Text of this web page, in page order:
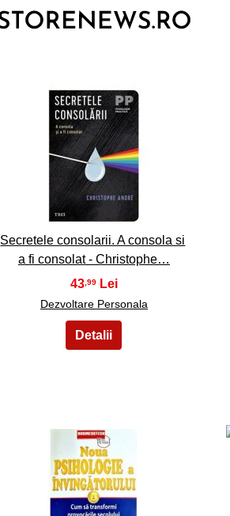
3
Secretele consolarii. A consola si
a fi consolat - Christophe…
43 ,99
Dezvoltare Personala
8